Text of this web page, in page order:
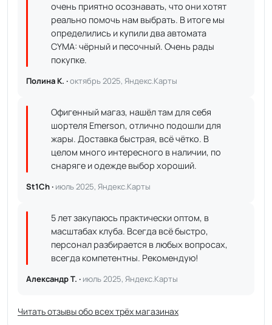
очень приятно осознавать, что они хотят
реально помочь нам выбрать. В итоге мы
определились и купили два автомата
CYMA: чёрный и песочный. Очень рады
покупке.
Полина К. ·октябрь 2025, Яндекс.Карты
Офигенный магаз, нашёл там для себя
шортеля Emerson, отлично подошли для
жары. Доставка быстрая, всё чётко. В
целом много интересного в наличии, по
снаряге и одежде выбор хороший.
St1Ch · июль 2025, Яндекс.Карты
5 лет закупаюсь практически оптом, в
масштабах клуба. Всегда всё быстро,
персонал разбирается в любых вопросах,
всегда компетентны. Рекомендую!
Александр Т. · июль 2025, Яндекс.Карты
Читать отзывы обо всех трёх магазинах